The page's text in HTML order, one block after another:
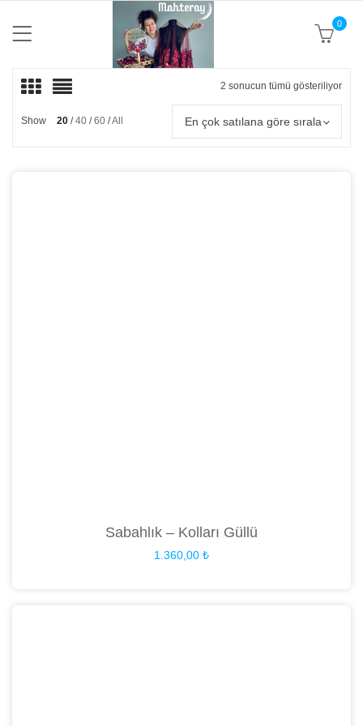
0
2 sonucun tümü gösteriliyor
göre
Show 20 40 60 All En çok satılana göre sırala
Sabahlık – Kolları Güllü
1.360,00 ₺